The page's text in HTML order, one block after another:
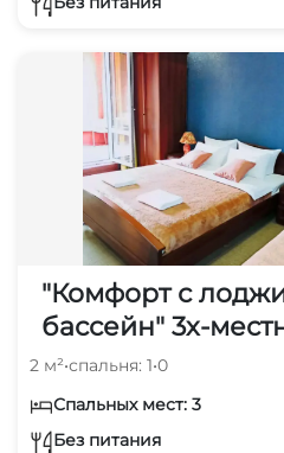
"Комфорт с
бассейн" 3х-
2 м²•спальня: 1•0
Спальных мест: 3
Без питания